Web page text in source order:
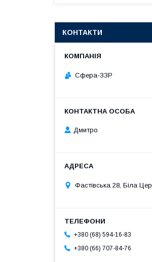
КОНТАКТИ
Сфера-ЗЗР
Дмитро
Фастівська 28, Біла
+380 (68) 594-16-83
+380 (66) 707-84-76